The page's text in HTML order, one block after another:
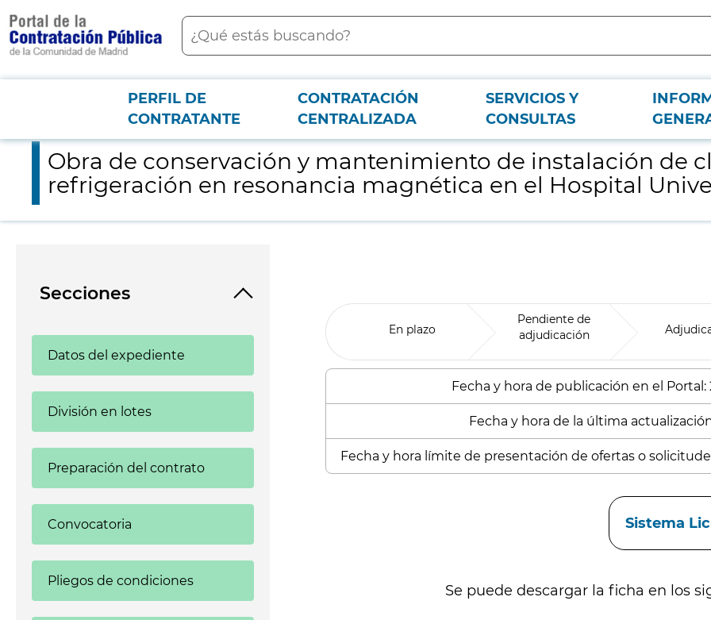
contenido
principal
Buscar
Menú PCON
PERFIL DE
CONTRATANTE
CONTRATACIÓN
CENTRALIZADA
SERVICIOS Y
CONSULTAS
Obra de conservación y mantenimiento de instalación de climatización y refrigeración en resonancia magnética en el Hospital
Obra de conservación y mantenimiento de instalación de
refrigeración en resonancia magnética en el Hospital
Secciones
Datos del expediente
División en lotes
Preparación del contrato
Convocatoria
Pliegos de condiciones
En plazo
Pendiente de
adjudicación
Fecha y hora de publicación en el Portal:
Fecha y hora de la última
Fecha y hora límite de presentación de ofertas o
Sistema
Se puede descargar la ficha en los